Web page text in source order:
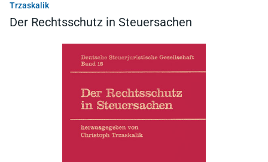
Trzaskalik
Der Rechtsschutz in Steuersachen